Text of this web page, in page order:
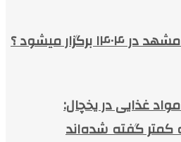
برگزار میشود ؟
غذایی در یخچال:
گفته شده‌اند